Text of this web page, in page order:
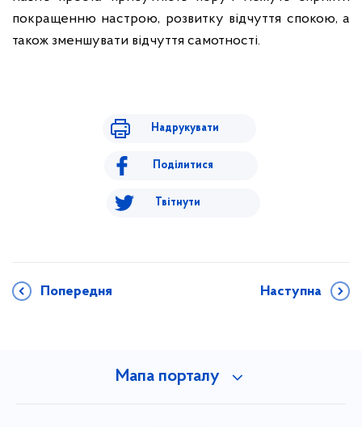
покращенню настрою, розвитку відчуття спокою, а
також зменшувати відчуття самотності.
Надрукувати
Поділитися
Твітнути
Попередня Наступна
Мапа порталу